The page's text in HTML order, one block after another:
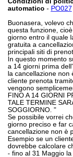
automatico - PO027
Buonasera, volevo
questa funzione,
giorno entro il quale
gratuita a
principali siti di
In questo momento
a 14 giorni prima
la cancellazione
cliente prenota
vengono
FINO A 14 GIORNI
TALE TERMINE
SOGGIORNO. "
Se possibile vorrei
giorno preciso e far
cancellazione non è
Esempio se un
dovrebbe calcolare
- fino al 31 Maggio